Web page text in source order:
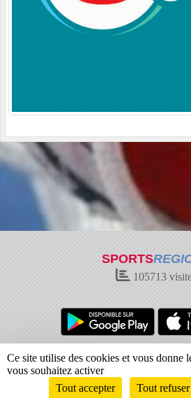
SPORTS
105713
Charte cookies
Gestion
Informations légales
Envie de participer ?
Ce site utilise des cookies et vous donne
vous souhaitez activer
Tout accepter
Tout refuser